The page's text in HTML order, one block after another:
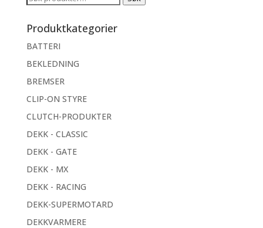
Produktkategorier
BATTERI
BEKLEDNING
BREMSER
CLIP-ON STYRE
CLUTCH-PRODUKTER
DEKK - CLASSIC
DEKK - GATE
DEKK - MX
DEKK - RACING
DEKK-SUPERMOTARD
DEKKVARMERE